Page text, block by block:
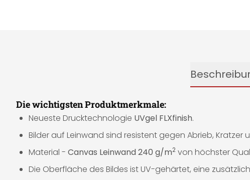
Die wichtigsten Produktmerkmale:
Neueste Drucktechnologie UVgel FLXfinish.
Bilder auf Leinwand sind resistent gegen Abrieb, Kratzer
Material - Canvas Leinwand 240 g/m2 von höchster
Die Oberfläche des Bildes ist UV-gehärtet, eine